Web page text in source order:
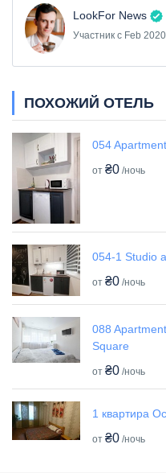
LookFor News
Участник с Feb 2020
ПОХОЖИЙ ОТЕЛЬ
054
от ₴0 /ночь
054-1 Studio
от ₴0 /ночь
088
Square
от ₴0 /ночь
1 квартира
от ₴0 /ночь